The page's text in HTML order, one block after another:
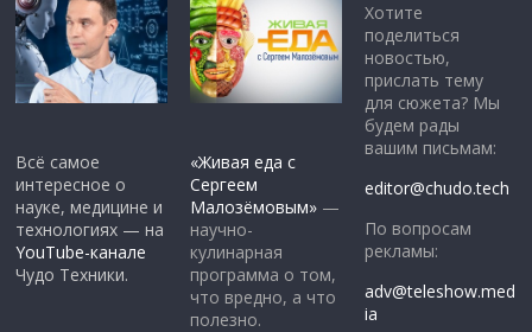
Всё самое
интересное о
науке, медицине и
технологиях — на
YouTube-канале
Чудо Техники.
«Живая еда с
Сергеем
Малозёмовым» —
научно-
кулинарная
программа о том,
что вредно, а что
полезно.
Хотите
поделиться
новостью,
прислать тему
для сюжета? Мы
будем рады
вашим письмам:
editor@chudo.tech
По вопросам
рекламы:
adv@teleshow.med
ia